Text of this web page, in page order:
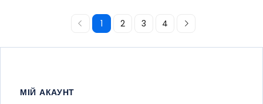
1 2 3 4
МІЙ АКАУНТ